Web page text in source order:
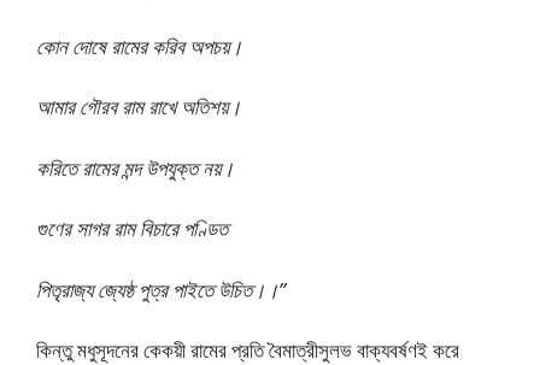
কোন দোষে রামের করিব অপচয়।
আমার গৌরব রাম রাখে অতিশয়।
করিতে রামের মন্দ উপযুক্ত নয়।
গুণের সাগর রাম বিচারে পণ্ডিত
পিতৃরাজ্য জ্যেষ্ঠ পুত্র পাইতে উচিত।।”
কিন্তু মধুসূদনের কেকয়ী রামের প্রতি বৈমাত্রীসুলভ বাক্যবর্ষণই করে